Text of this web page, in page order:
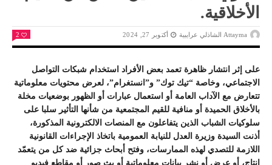
الأخلاقية.
Attayma الشاذلي عرايبية أكتوبر 27, 2024 2
على إثر انتشار ظاهرة تعمد بعض الأفراد استخدام شبكات التواصل
الاجتماعي، وخاصة “تيك توك” و”انستغرام”، لعرض محتويات معلوماتية
تتعارض مع الآداب العامة أو استعمال عبارات أو الظهور بوضعيات مخلة
بالأخلاق الحميدة أو منافية للقيم المجتمعية من شأنها التأثير سلبا على
سلوكيات الشباب الذين يتفاعلون مع المنصات الالكترونية المذكورة،
أذنت السيدة وزيرة العدل للنيابة العمومية باتخاذ الإجراءات القانونية
اللازمة للتصدي لهذه الممارسات، وفتح أبحاث جزائية ضد كل من يتعمّد
إنتاج، أو عرض أو نشر بيانات معلوماتية أو بث صور أو مقاطع فيديو